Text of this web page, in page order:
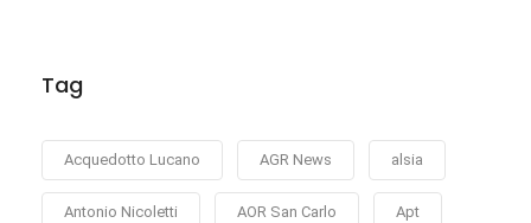
Tag
Acquedotto Lucano AGR News alsia
Antonio Nicoletti AOR San Carlo Apt